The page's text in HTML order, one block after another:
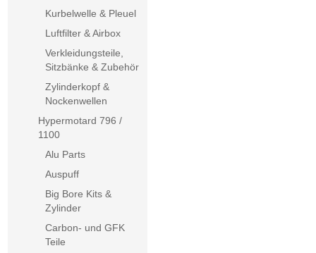
Kurbelwelle & Pleuel
Luftfilter & Airbox
Verkleidungsteile,
Sitzbänke & Zubehör
Zylinderkopf &
Nockenwellen
Hypermotard 796 /
1100
Alu Parts
Auspuff
Big Bore Kits &
Zylinder
Carbon- und GFK
Teile